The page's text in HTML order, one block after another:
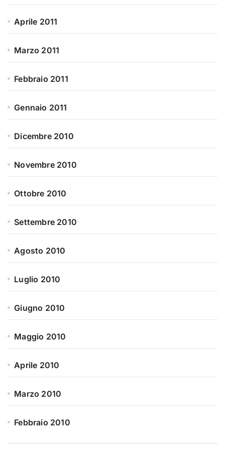
Aprile 2011
Marzo 2011
Febbraio 2011
Gennaio 2011
Dicembre 2010
Novembre 2010
Ottobre 2010
Settembre 2010
Agosto 2010
Luglio 2010
Giugno 2010
Maggio 2010
Aprile 2010
Marzo 2010
Febbraio 2010